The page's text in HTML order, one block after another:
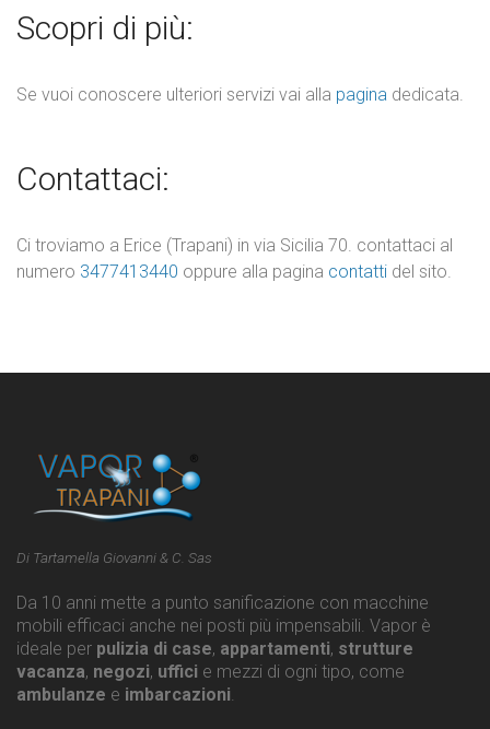
Scopri di più:
Se vuoi conoscere ulteriori servizi vai alla pagina dedicata.
Contattaci:
Ci troviamo a Erice (Trapani) in via Sicilia 70. contattaci al
numero 3477413440 oppure alla pagina contatti del sito.
Di Tartamella Giovanni & C. Sas
Da 10 anni mette a punto sanificazione con macchine
mobili efficaci anche nei posti più impensabili. Vapor è
ideale per pulizia di case, appartamenti, strutture
vacanza, negozi, uffici e mezzi di ogni tipo, come
ambulanze e imbarcazioni.